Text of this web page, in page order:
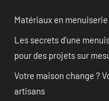
Matériaux en menuiserie
Les secrets d’une
pour des projets sur
Votre maison change ?
artisans